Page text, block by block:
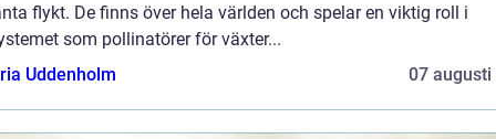
flykt. De finns över hela världen och spelar en viktig roll i
som pollinatörer för växter...
Uddenholm
07 augusti